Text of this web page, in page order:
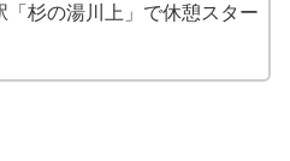
「杉の湯川上」で休憩スター